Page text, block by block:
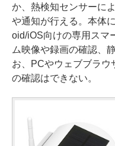
か、熱検知センサーに
や通知が行える。本体
oid/iOS向けの専用スマ
ム映像や録画の確認、
お、PCやウェブブラウ
の確認はできない。